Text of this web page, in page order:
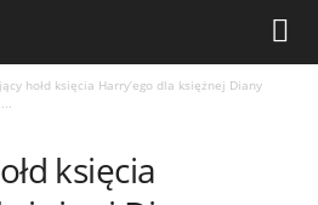
hołd księcia Harry’ego dla księżnej Diany
księcia